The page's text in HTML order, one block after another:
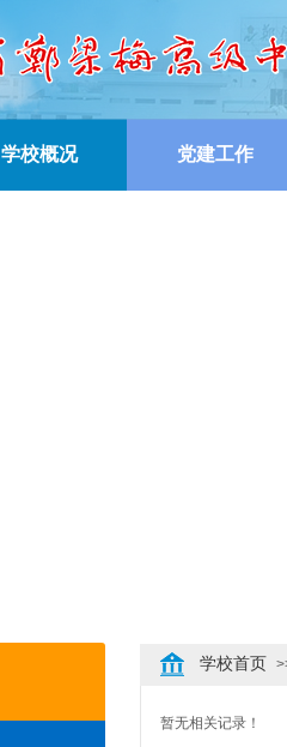
学校概况 党建工作
暂无相关记录！
学校首页